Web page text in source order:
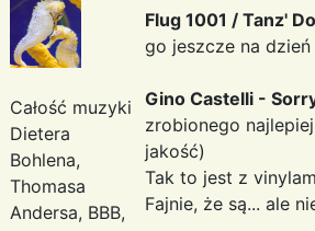
Całość muzyki
Dietera
Bohlena,
Thomasa
Andersa, BBB,
Flug 1001 / Tanz'
go jeszcze na
Gino Castelli -
zrobionego
jakość)
Tak to jest z
Fajnie, że są... ale